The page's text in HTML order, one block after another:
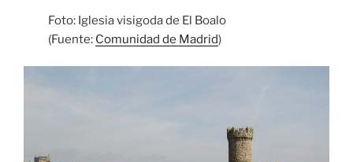
Foto: Iglesia visigoda de El Boalo
(Fuente: Comunidad de Madrid)